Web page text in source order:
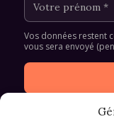
Vos données restent
vous sera envoyé